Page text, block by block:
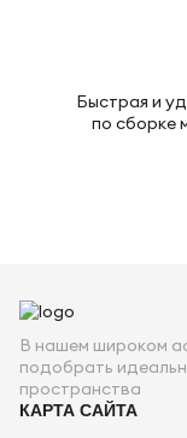
Быстрая и
по сборке
В нашем широком
подобрать
пространства
КАРТА САЙТА